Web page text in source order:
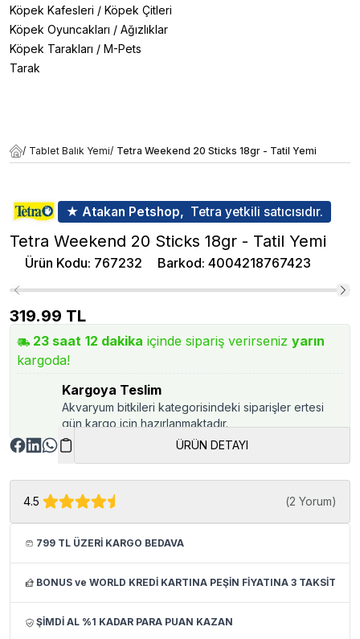
Köpek Kafesleri / Köpek Çitleri
Köpek Oyuncakları / Ağızlıklar
Köpek Tarakları / M-Pets
Tarak
/ Tablet Balık Yemi/ Tetra Weekend 20 Sticks 18gr - Tatil Yemi
★ Atakan Petshop, Tetra yetkili satıcısıdır.
Tetra Weekend 20 Sticks 18gr - Tatil Yemi
Ürün Kodu: 767232 Barkod: 4004218767423
319.99 TL
23 saat 12 dakika içinde sipariş verirseniz yarın
kargoda!
Kargoya Teslim
Akvaryum bitkileri kategorisindeki siparişler ertesi
gün kargo için hazırlanmaktadır.
ÜRÜN DETAYI
4.5 (2 Yorum)
799 TL ÜZERİ KARGO BEDAVA
BONUS ve WORLD KREDİ KARTINA PEŞİN FİYATINA 3 TAKSİT
ŞİMDİ AL %1 KADAR PARA PUAN KAZAN